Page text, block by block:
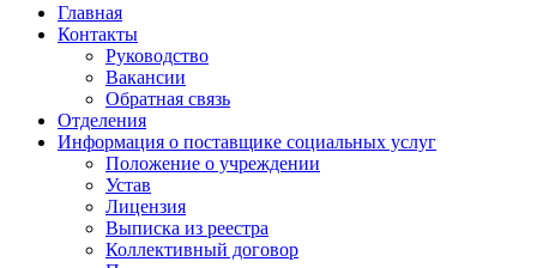
Главная
Контакты
Руководство
Вакансии
Обратная связь
Отделения
Информация о поставщике социальных услуг
Положение о учреждении
Устав
Лицензия
Выписка из реестра
Коллективный договор